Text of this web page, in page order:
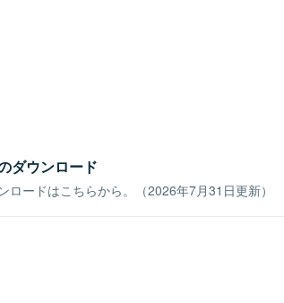
ダウンロード
ロードはこちらから。（2026年7月31日更新）